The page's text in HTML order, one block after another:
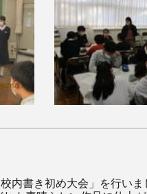
書き初め大会」を行い